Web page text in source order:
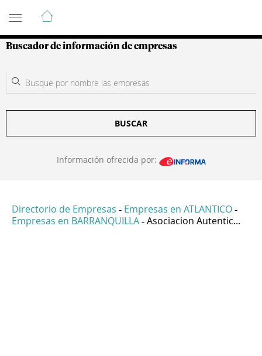
Guía de Empresas Colombianas
Buscador de información de empresas
BUSCAR
Información ofrecida por:
Directorio de Empresas - Empresas en ATLANTICO -
Empresas en BARRANQUILLA - Asociacion Autentic...